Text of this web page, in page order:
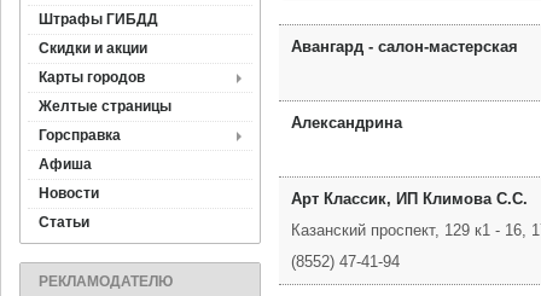
Штрафы ГИБДД
Скидки и акции
Карты городов
Желтые страницы
Горсправка
Афиша
Новости
Статьи
РЕКЛАМОДАТЕЛЮ
Авангард - салон-мастерская
Александрина
Арт Классик, ИП Климова С.С.
Казанский проспект, 129 к1 - 16,
(8552) 47-41-94